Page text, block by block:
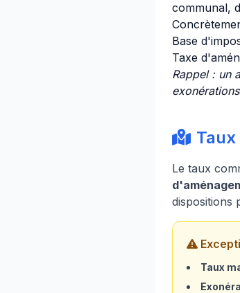
communal,
Base
Taxe
Rappel : un
Le taux
dispositions
Taux